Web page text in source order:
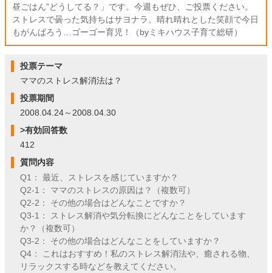
昼ごはん”どうしてる？」です。今週もぜひ、ご投票ください。
ストレスで曇った気持ちはサヨナラ。晴れ晴れとした笑顔で今日
もがんばろう…ゴーゴー育児！（byミキハウス子育て総研）
投票テーマ
ママのストレス解消法は？
投票期間
2008.04.24～2008.04.30
>有効回答数
412
質問内容
Q1： 最近、ストレスを感じていますか？
Q2-1： ママのストレスの原因は？（複数可）
Q2-2： その他の場合はどんなことですか？
Q3-1： ストレス解消や気分転換にどんなことをしています
か？（複数可）
Q3-2： その他の場合はどんなことをしていますか？
Q4： これはおすすめ！私のストレス解消法や、癒される物、
リラックスする時などを教えてください。